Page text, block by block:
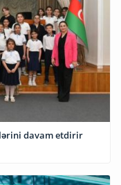
davam etdirir